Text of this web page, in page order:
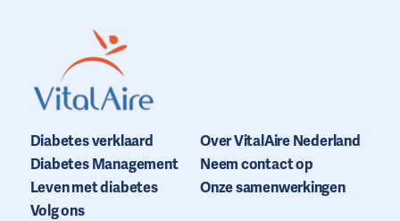
Diabetes verklaard
Diabetes Management
Leven met diabetes
Over VitalAire Nederland
Neem contact op
Onze samenwerkingen
Volg ons